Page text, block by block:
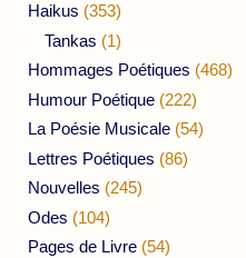
Haikus (353)
Tankas (1)
Hommages Poétiques (468)
Humour Poétique (222)
La Poésie Musicale (54)
Lettres Poétiques (86)
Nouvelles (245)
Odes (104)
Pages de Livre (54)